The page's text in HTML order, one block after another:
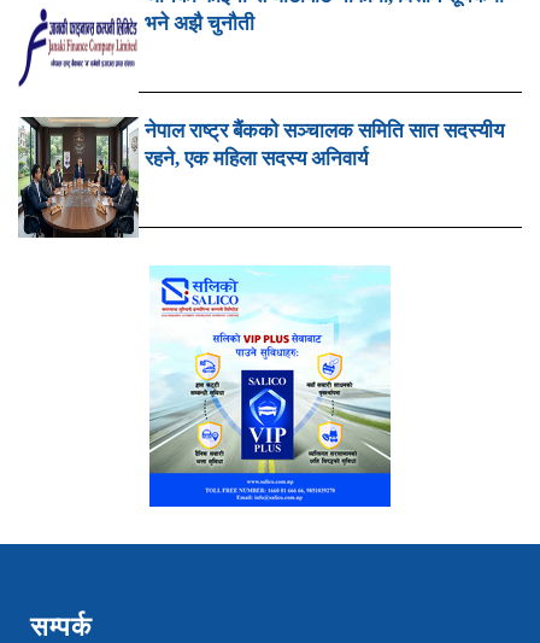
भने अझै चुनौती
नेपाल राष्ट्र बैंकको सञ्चालक समिति सात सदस्यीय
रहने, एक महिला सदस्य अनिवार्य
सम्पर्क